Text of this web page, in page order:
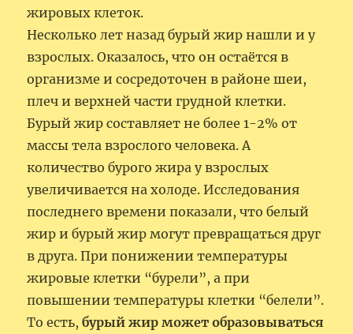
жировых клеток.
Несколько лет назад бурый жир нашли и у
взрослых. Оказалось, что он остаётся в
организме и сосредоточен в районе шеи,
плеч и верхней части грудной клетки.
Бурый жир составляет не более 1-2% от
массы тела взрослого человека. А
количество бурого жира у взрослых
увеличивается на холоде. Исследования
последнего времени показали, что белый
жир и бурый жир могут превращаться друг
в друга. При понижении температуры
жировые клетки “бурели”, а при
повышении температуры клетки “белели”.
То есть,бурый жир может образовываться